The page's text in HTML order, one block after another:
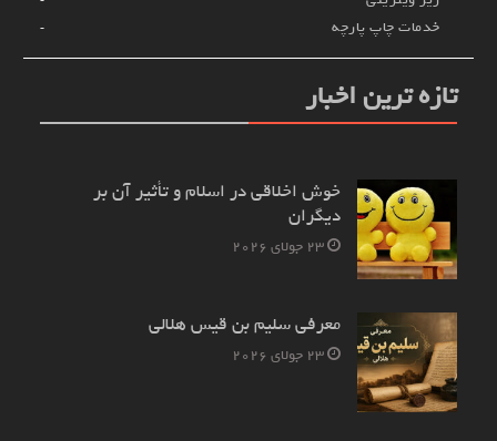
خدمات چاپ پارچه
تازه ترین اخبار
خوش اخلاقی در اسلام و تأثیر آن بر
دیگران
23 جولای 2026
معرفی سلیم بن قیس هلالی
23 جولای 2026